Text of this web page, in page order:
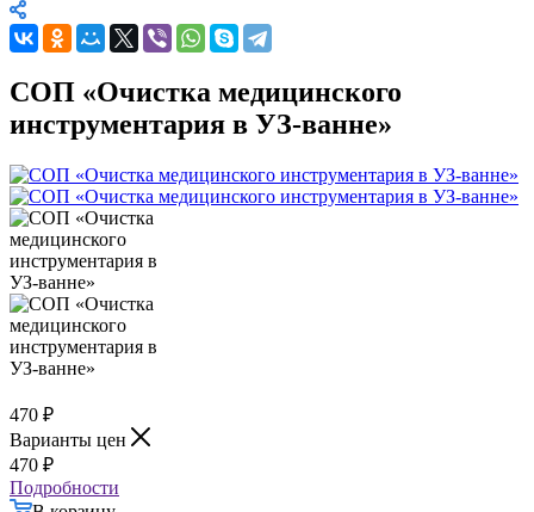
СОП «Очистка медицинского
инструментария в УЗ-ванне»
470 ₽
Варианты цен
470 ₽
Подробности